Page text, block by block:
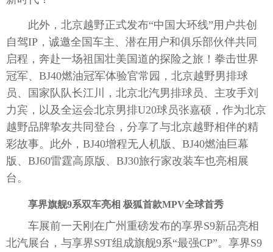
此外，北京越野正式发布“中国大环线”用户共创
自驾IP，诚邀全国车主、潜在用户和俱乐部伙伴共同
启程，奔赴一场祖国壮美国道的探险之旅！拳击世界
冠军、BJ40燃油冠军体验官常园，北京越野男排球
员、国家队队长江川，北京北汽男排球员、主攻手刘
力宾，以及全运会北京男排U20球员张嘉硕，作为北京
越野品牌挚友共同登台，分享了与北京越野相伴的精
彩故事。此外，BJ40增程无人机版、BJ40燃油巨幕
版、BJ60雷霆高原版、BJ30旅行家改装车也亮相展
台。
享界旗舰9系双车亮相 极狐首款MPV全球首秀
车展前一天刚在广州重磅发布的享界S9新品亮相
北汽展台，与享界S9T组成旗舰9系“最强CP”。享界S9